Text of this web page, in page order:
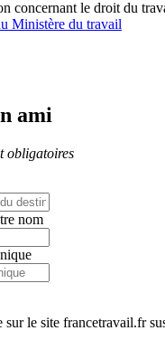
concernant le droit du
Ministère du travail
ami
obligatoires
nom
le site francetravail.fr